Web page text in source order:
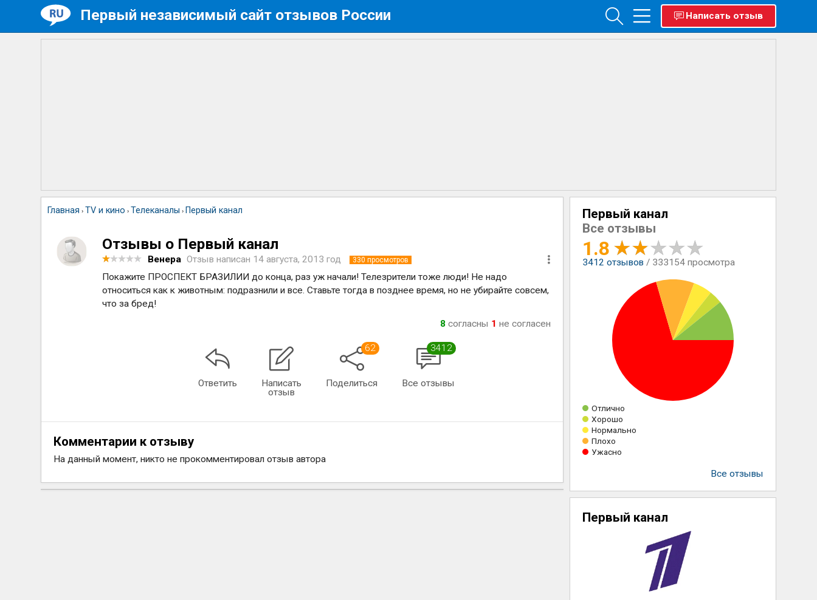
Первый независимый сайт отзывов России Написать отзыв
Главная › TV и кино › Телеканалы › Первый канал
Отзывы о Первый канал
Венера Отзыв написан 14 августа, 2013 год 330 просмотров
Покажите ПРОСПЕКТ БРАЗИЛИИ до конца, раз уж начали! Телезрители тоже люди! Не надо
относиться как к животным: подразнили и все. Ставьте тогда в позднее время, но не убирайте совсем,
что за бред!
8согласны 1 не согласен
Ответить
Написать
отзыв
62
Поделиться
3412
Все отзывы
Комментарии к отзыву
На данный момент, никто не прокомментировал отзыв автора
Первый канал
Все отзывы
1.8
3412 отзывов / 333154 просмотра
Отлично
Хорошо
Нормально
Плохо
Ужасно
Все отзывы
Первый канал